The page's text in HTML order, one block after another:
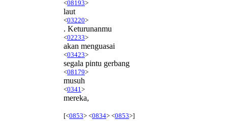
<08193>
laut
<03220>
. Keturunanmu
<02233>
akan menguasai
<03423>
segala pintu gerbang
<08179>
musuh
<0341 >
mereka,
[<0853> <0834> <0853>]